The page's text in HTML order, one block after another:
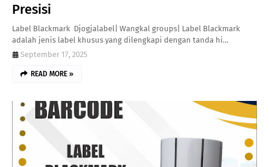
Presisi
Label Blackmark Djogjalabel| Wangkal groups| Label Blackmark
adalah jenis label khusus yang dilengkapi dengan tanda hi…
September 17, 2025
READ MORE »